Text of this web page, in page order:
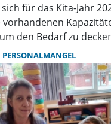
für das Kita-Jahr
den Bedarf zu
heißt,
gehen. Es
PERSONALMANGEL